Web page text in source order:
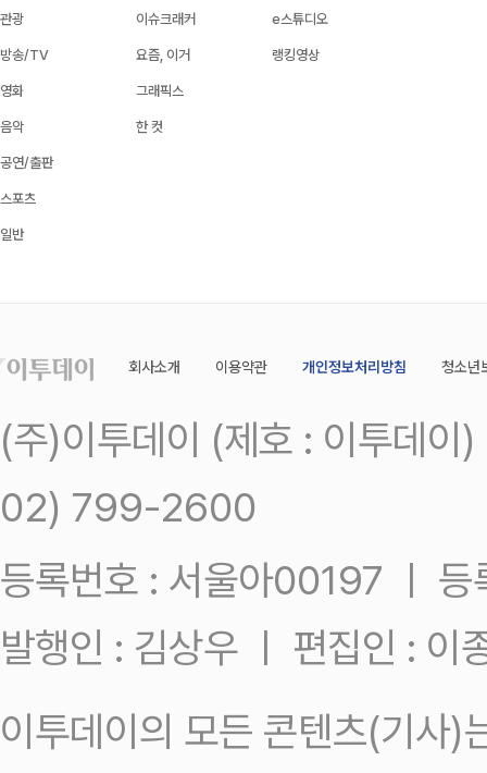
관광
방송/TV
영화
음악
공연/출판
스포츠
일반
이슈크래커
요즘, 이거
그래픽스
한 컷
e스튜디오
랭킹영상
회사소개 이용약관 개인정보처리방침 청소년
(주)이투데이 (제호 : 이투데
02) 799-2600
등록번호 : 서울아00197 ㅣ
발행인 : 김상우 ㅣ 편집인 : 이
이투데이의 모든 콘텐츠(기사)